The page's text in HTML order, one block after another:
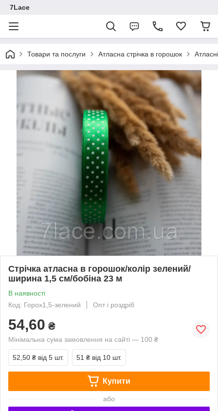
7Lace
Товари та послуги Атласна стрічка в горошок
Стрічка атласна в горошок/колір зелений/
ширина 1,5 см/бобіна 23 м
В наявності
Код: Горох1,5-зелений
Опт і роздріб
54,60 ₴
Мінімальна сума замовлення на сайті — 100 ₴
52,50 ₴ від 5 шт. 51 ₴ від 10 шт.
Купити
або